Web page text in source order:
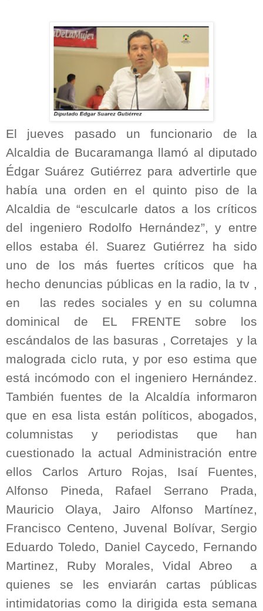
El jueves pasado un funcionario de la
Alcaldia de Bucaramanga llamó al diputado
Édgar Suárez Gutiérrez para advertirle que
había una orden en el quinto piso de la
Alcaldia de “esculcarle datos a los críticos
del ingeniero Rodolfo Hernández”, y entre
ellos estaba él. Suarez Gutiérrez ha sido
uno de los más fuertes críticos que ha
hecho denuncias públicas en la radio, la tv ,
en las redes sociales y en su columna
dominical de EL FRENTE sobre los
escándalos de las basuras , Corretajes y la
malograda ciclo ruta, y por eso estima que
está incómodo con el ingeniero Hernández.
También fuentes de la Alcaldía informaron
que en esa lista están políticos, abogados,
columnistas y periodistas que han
cuestionado la actual Administración entre
ellos Carlos Arturo Rojas, Isaí Fuentes,
Alfonso Pineda, Rafael Serrano Prada,
Mauricio Olaya, Jairo Alfonso Martínez,
Francisco Centeno, Juvenal Bolívar, Sergio
Eduardo Toledo, Daniel Caycedo, Fernando
Martinez, Ruby Morales, Vidal Abreo a
quienes se les enviarán cartas públicas
intimidatorias como la dirigida esta semana